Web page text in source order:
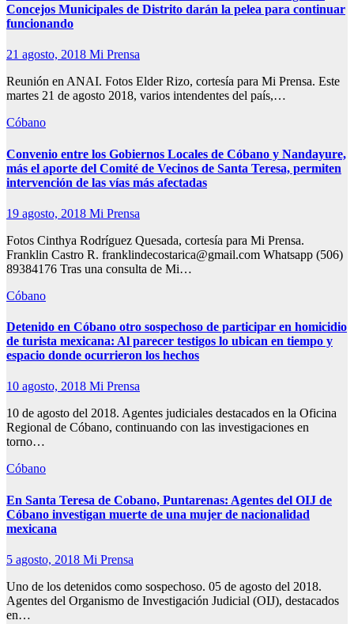
Concejos Municipales de Distrito darán la pelea para continuar
funcionando
21 agosto, 2018 Mi Prensa
Reunión en ANAI. Fotos Elder Rizo, cortesía para Mi Prensa. Este
martes 21 de agosto 2018, varios intendentes del país,…
Cóbano
Convenio entre los Gobiernos Locales de Cóbano y Nandayure,
más el aporte del Comité de Vecinos de Santa Teresa, permiten
intervención de las vías más afectadas
19 agosto, 2018 Mi Prensa
Fotos Cinthya Rodríguez Quesada, cortesía para Mi Prensa.
Franklin Castro R. franklindecostarica@gmail.com Whatsapp (506)
89384176 Tras una consulta de Mi…
Cóbano
Detenido en Cóbano otro sospechoso de participar en homicidio
de turista mexicana: Al parecer testigos lo ubican en tiempo y
espacio donde ocurrieron los hechos
10 agosto, 2018 Mi Prensa
10 de agosto del 2018. Agentes judiciales destacados en la Oficina
Regional de Cóbano, continuando con las investigaciones en
torno…
Cóbano
En Santa Teresa de Cobano, Puntarenas: Agentes del OIJ de
Cóbano investigan muerte de una mujer de nacionalidad
mexicana
5 agosto, 2018 Mi Prensa
Uno de los detenidos como sospechoso. 05 de agosto del 2018.
Agentes del Organismo de Investigación Judicial (OIJ), destacados
en…